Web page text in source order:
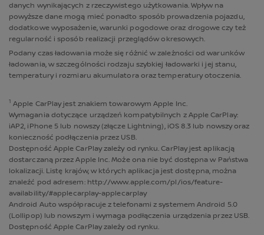
danych wynikających z rzeczywistego użytkowania. Wpływ na
powyższe dane mogą mieć ponadto sposób prowadzenia pojazdu,
dodatkowe wyposażenie, warunki pogodowe oraz drogowe czy też
regularność i sposób realizacji przeglądów okresowych.
Podany czas ładowania może się różnić w zależności od warunków
ładowania, w szczególności rodzaju szybkiej ładowarki i jej stanu,
temperatury i rozmiaru akumulatora oraz temperatury otoczenia.
1 Apple CarPlay jest znakiem towarowym Apple Inc.
Wymagania dotyczące urządzeń kompatybilnych z Apple CarPlay:
iAP2, iPhone 5 lub nowszy (złącze Lightning), iOS 8.3 lub nowszy oraz
konieczność podłączenia przez USB.
Dostępność Apple CarPlay zależy od rynku. CarPlay jest aplikacją
dostarczaną przez Apple Inc. Może ona nie być dostępna w Państwa
lokalizacji. Listę krajów, w których aplikacja jest dostępna, można
znaleźć pod adresem: http://www.apple.com/pl/ios/feature-
availability/#applecarplay-applecarplay
Android Auto współpracuje z telefonami z systemem Android 5.0
(Lollipop) lub nowszym i wymaga podłączenia urządzenia przez USB.
Dostępność Apple CarPlay zależy od rynku.